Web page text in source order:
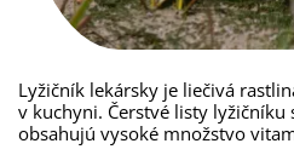
Lyžičník lekársky je liečivá
v kuchyni. Čerstvé listy lyžičníku
obsahujú vysoké množstvo